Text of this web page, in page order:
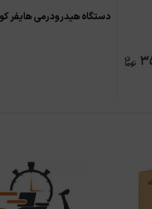
دستگاه هیدرودرمی هایفر